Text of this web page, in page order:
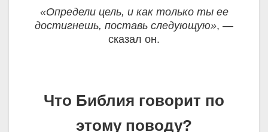
«Определи цель, и как только ты ее
достигнешь, поставь следующую», —
сказал он.
Что Библия говорит по
этому поводу?